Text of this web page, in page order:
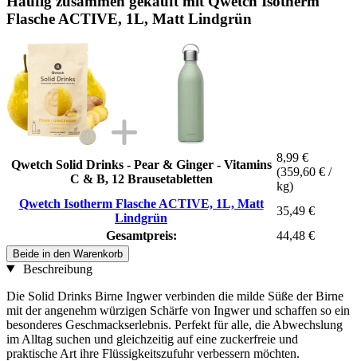
Flasche ACTIVE, 1L, Matt Lindgrün
Qwetch Solid Drinks - Pear & Ginger - Vitamins
C & B, 12 Brausetabletten
8,99 €
(359,60 € /
kg)
Qwetch Isotherm Flasche ACTIVE, 1L, Matt
Lindgrün
35,49 €
Gesamtpreis:
44,48 €
Beide in den Warenkorb
Beschreibung
Die Solid Drinks Birne Ingwer verbinden die milde Süße der Birne
mit der angenehm würzigen Schärfe von Ingwer und schaffen so ein
besonderes Geschmackserlebnis. Perfekt für alle, die Abwechslung
im Alltag suchen und gleichzeitig auf eine zuckerfreie und
praktische Art ihre Flüssigkeitszufuhr verbessern möchten.